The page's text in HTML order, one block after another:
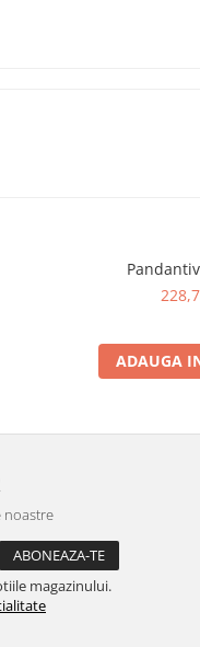
ADAUGA
noastre
magazinului.